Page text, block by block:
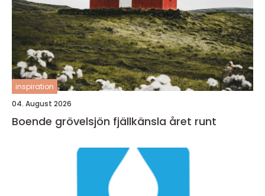
inspiration
04. August 2026
Boende grövelsjön fjällkänsla året runt